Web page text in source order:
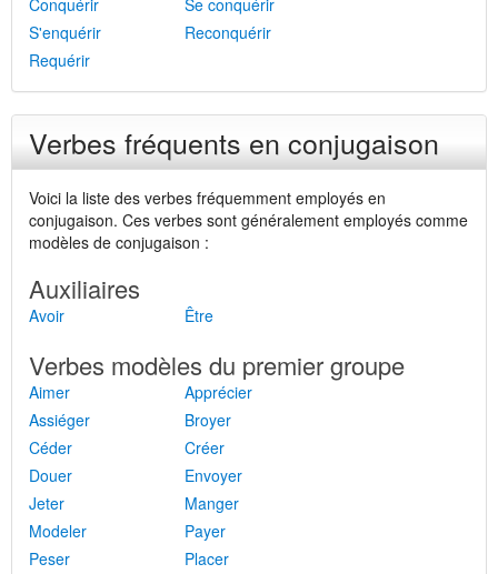
Conquérir
Se conquérir
S'enquérir
Reconquérir
Requérir
Verbes fréquents en conjugaison
Voici la liste des verbes fréquemment employés en
conjugaison. Ces verbes sont généralement employés comme
modèles de conjugaison :
Auxiliaires
Avoir Être
Verbes modèles du premier groupe
Aimer
Apprécier
Assiéger
Broyer
Céder
Créer
Douer
Envoyer
Jeter
Manger
Modeler
Payer
Peser
Placer